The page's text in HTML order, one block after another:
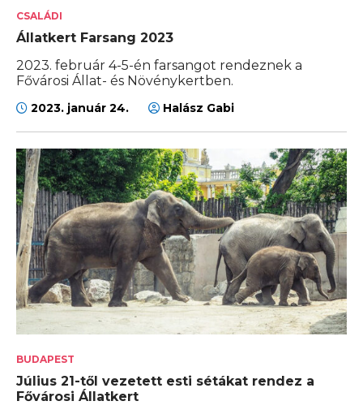
CSALÁDI
Állatkert Farsang 2023
2023. február 4-5-én farsangot rendeznek a
Fővárosi Állat- és Növénykertben.
2023. január 24. Halász Gabi
BUDAPEST
Július 21-től vezetett esti sétákat rendez a
Fővárosi Állatkert